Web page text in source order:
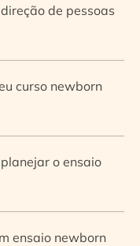
de pessoas
curso newborn
o ensaio
ensaio newborn